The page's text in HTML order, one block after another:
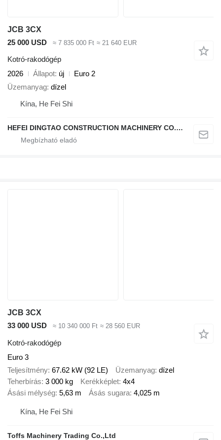
JCB 3CX
25 000 USD
≈ 7 835 000 Ft ≈ 21 640 EUR
Kotró-rakodógép
2026
Állapot új
Euro 2
Üzemanyag dízel
Kína, He Fei Shi
HEFEI DINGTAO CONSTRUCTION MACHINERY CO., LIMITED
JCB 3CX
33 000 USD
≈ 10 340 000 Ft ≈ 28 560 EUR
Kotró-rakodógép
Euro 3
Teljesítmény 67.62 kW (92 LE) Üzemanyag dízel
Teherbírás 3 000 kg Kerékképlet 4x4
Ásási mélység 5,63 m Ásás sugara 4,025 m
Kína, He Fei Shi
Toffs Machinery Trading Co.,Ltd